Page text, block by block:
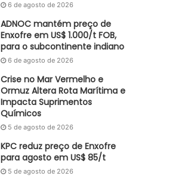
6 de agosto de 2026
ADNOC mantém preço de
Enxofre em US$ 1.000/t FOB,
para o subcontinente indiano
6 de agosto de 2026
Crise no Mar Vermelho e
Ormuz Altera Rota Marítima e
Impacta Suprimentos
Químicos
5 de agosto de 2026
KPC reduz preço de Enxofre
para agosto em US$ 85/t
5 de agosto de 2026